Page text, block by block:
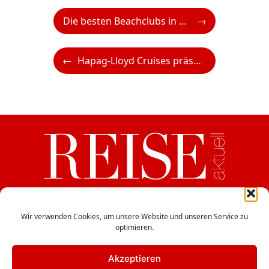
Wir verwenden Cookies, um unsere Website und unseren Service zu
optimieren.
Akzeptieren
Die besten Beachclubs in Europa von Capri bis Marbella
Hapag-Lloyd Cruises präsentiert vier neue EUROPA 2-Sommerreisen 2027
Haydngasse 12/5, A-1060 Wien
office@cbverlag.at
Tel. +43-1-597 49 85
Fax +43-1-597 49 85-15